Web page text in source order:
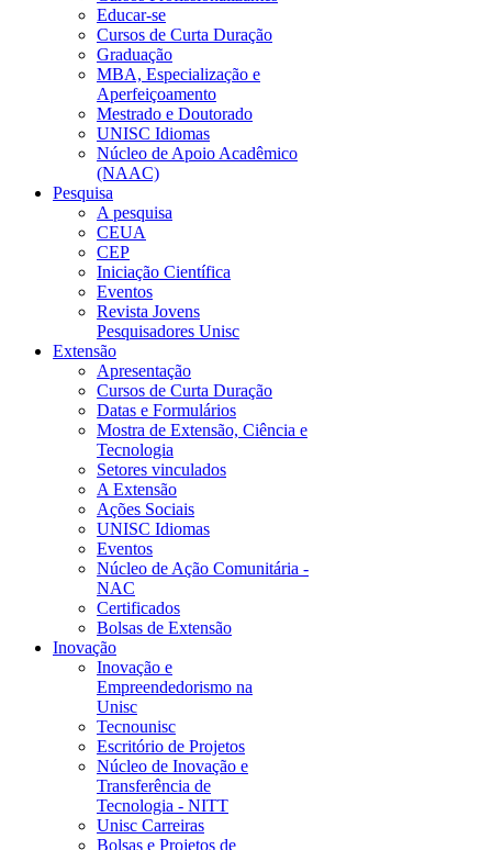
Educar-se
Cursos de Curta Duração
Graduação
MBA, Especialização e
Aperfeiçoamento
Mestrado e Doutorado
UNISC Idiomas
Núcleo de Apoio Acadêmico
(NAAC)
Pesquisa
A pesquisa
CEUA
CEP
Iniciação Científica
Eventos
Revista Jovens
Pesquisadores Unisc
Extensão
Apresentação
Cursos de Curta Duração
Datas e Formulários
Mostra de Extensão, Ciência e
Tecnologia
Setores vinculados
A Extensão
Ações Sociais
UNISC Idiomas
Eventos
Núcleo de Ação Comunitária -
NAC
Certificados
Bolsas de Extensão
Inovação
Inovação e
Empreendedorismo na
Unisc
Tecnounisc
Escritório de Projetos
Núcleo de Inovação e
Transferência de
Tecnologia - NITT
Unisc Carreiras
Bolsas e Projetos de